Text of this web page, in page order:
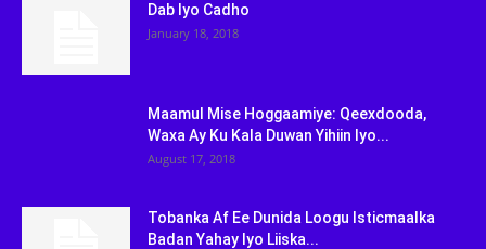
Dab Iyo Cadho
January 18, 2018
Maamul Mise Hoggaamiye: Qeexdooda,
Waxa Ay Ku Kala Duwan Yihiin Iyo...
August 17, 2018
Tobanka Af Ee Dunida Loogu Isticmaalka
Badan Yahay Iyo Liiska...